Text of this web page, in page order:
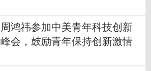
周鸿祎参加中美青年科技创新
峰会，鼓励青年保持创新激情